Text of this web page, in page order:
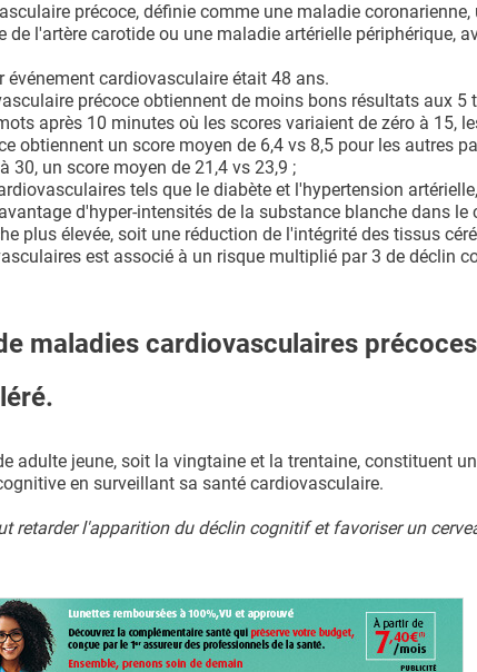
précoce, définie comme une maladie coronarienne,
l'artère carotide ou une maladie artérielle périphérique,
cardiovasculaire était 48 ans.
précoce obtiennent de moins bons résultats aux 5
après 10 minutes où les scores variaient de zéro à 15,
obtiennent un score moyen de 6,4 vs 8,5 pour les autres
un score moyen de 21,4 vs 23,9 ;
tels que le diabète et l'hypertension
d'hyper-intensités de la substance blanche dans le
plus élevée, soit une réduction de l'intégrité des tissus
est associé à un risque multiplié par 3 de déclin
maladies cardiovasculaires
adulte jeune, soit la vingtaine et la trentaine, constituent
en surveillant sa santé cardiovasculaire.
retarder l'apparition du déclin cognitif et favoriser un